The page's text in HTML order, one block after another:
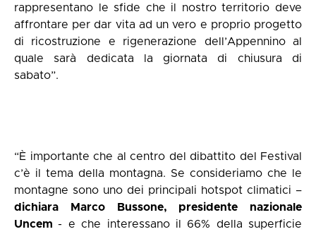
rappresentano le sfide che il nostro territorio deve
affrontare per dar vita ad un vero e proprio progetto
di ricostruzione e rigenerazione dell’Appennino al
quale sarà dedicata la giornata di chiusura di
sabato”.
“È importante che al centro del dibattito del Festival
c’è il tema della montagna. Se consideriamo che le
montagne sono uno dei principali hotspot climatici –
dichiara Marco Bussone, presidente nazionale
Uncem- e che interessano il 66% della superficie